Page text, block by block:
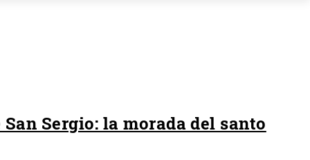
Sergio: la morada del santo